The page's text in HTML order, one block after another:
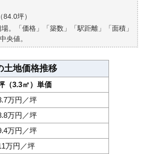
らの不動産が買える？
坪）
。「価格」「築数」「駅距離」「面積」
央値。
地価格推移
（3.3㎡）単価
万円／坪
万円／坪
万円／坪
万円／坪